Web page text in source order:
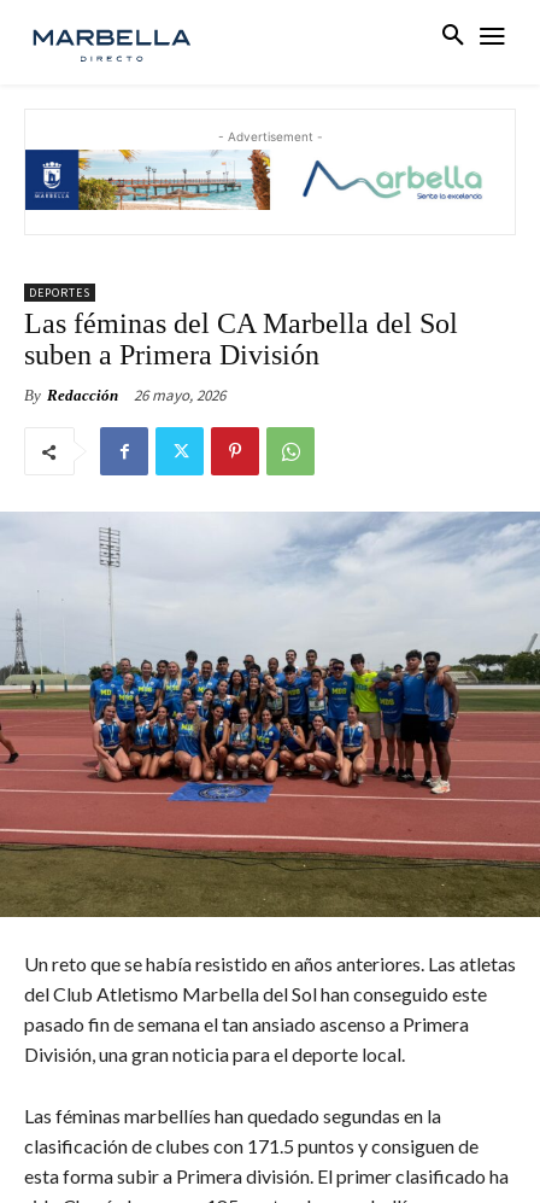
- Advertisement -
DEPORTES
Las féminas del CA Marbella del Sol
suben a Primera División
By Redacción 26 mayo, 2026
Un reto que se había resistido en años anteriores. Las atletas
del Club Atletismo Marbella del Sol han conseguido este
pasado fin de semana el tan ansiado ascenso a Primera
División, una gran noticia para el deporte local.
Las féminas marbellíes han quedado segundas en la
clasificación de clubes con 171.5 puntos y consiguen de
esta forma subir a Primera división. El primer clasificado ha